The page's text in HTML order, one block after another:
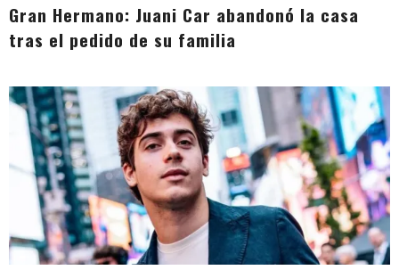
Gran Hermano: Juani Car abandonó la casa
tras el pedido de su familia